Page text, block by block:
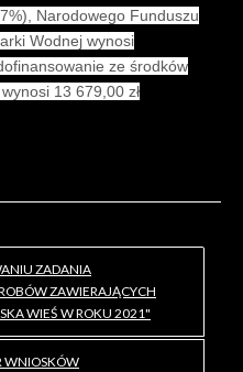
Narodowego Funduszu
Wodnej wynosi
ze środków
13 679,00 zł
ZADANIA
ZAWIERAJĄCYCH
WIEŚ W ROKU 2021"
WNIOSKÓW